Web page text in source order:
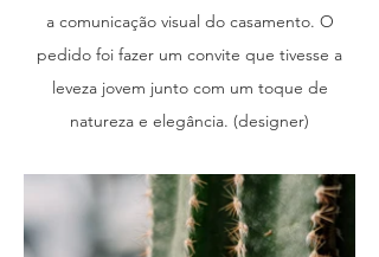
a comunicação visual do casamento. O
pedido foi fazer um convite que tivesse a
leveza jovem junto com um toque de
natureza e elegância. (designer)